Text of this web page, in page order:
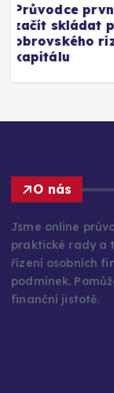
3
O nás
praktické rady a
řízení osobních
podmínek.
finanční jistotě.